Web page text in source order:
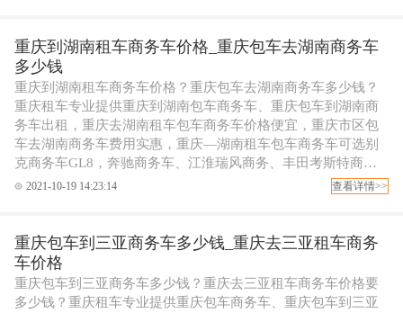
重庆到湖南租车商务车价格_重庆包车去湖南商务车
多少钱
重庆到湖南租车商务车价格？重庆包车去湖南商务车多少钱？
重庆租车专业提供重庆到湖南包车商务车、重庆包车到湖南商
务车出租，重庆去湖南租车包车商务车价格便宜，重庆市区包
车去湖南商务车费用实惠，重庆—湖南租车包车商务车可选别
克商务车GL8，奔驰商务车、江淮瑞风商务、丰田考斯特商务
包车等，可配专职代驾司机，欢迎拨打重庆租车电话订车！
2021-10-19 14:23:14 查看详情>>
重庆包车到三亚商务车多少钱_重庆去三亚租车商务
车价格
重庆包车到三亚商务车多少钱？重庆去三亚租车商务车价格要
多少钱？重庆租车专业提供重庆包车商务车、重庆包车到三亚